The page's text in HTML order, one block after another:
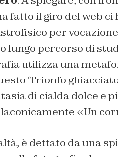
fatto il giro del web ci
per
lungo percorso di
utilizza una
‘Trionfo
di cialda dolce e
«Un
è dettato da una